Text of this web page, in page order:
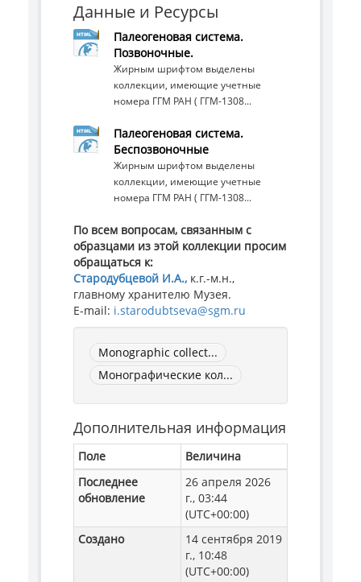
Данные и Ресурсы
Палеогеновая система.
Позвоночные.
Жирным шрифтом выделены
коллекции, имеющие учетные
номера ГГМ РАН ( ГГМ-1308...
Палеогеновая система.
Беспозвоночные
Жирным шрифтом выделены
коллекции, имеющие учетные
номера ГГМ РАН ( ГГМ-1308...
По всем вопросам, связанным с
образцами из этой коллекции просим
обращаться к:
Стародубцевой И.А., к.г.-м.н.,
главному хранителю Музея.
E-mail: i.starodubtseva@sgm.ru
Monographic collect...
Монографические кол...
Дополнительная информация
Поле
Величина
Последнее
обновление
26 апреля 2026
г., 03:44
(UTC+00:00)
Создано
14 сентября 2019
г., 10:48
(UTC+00:00)